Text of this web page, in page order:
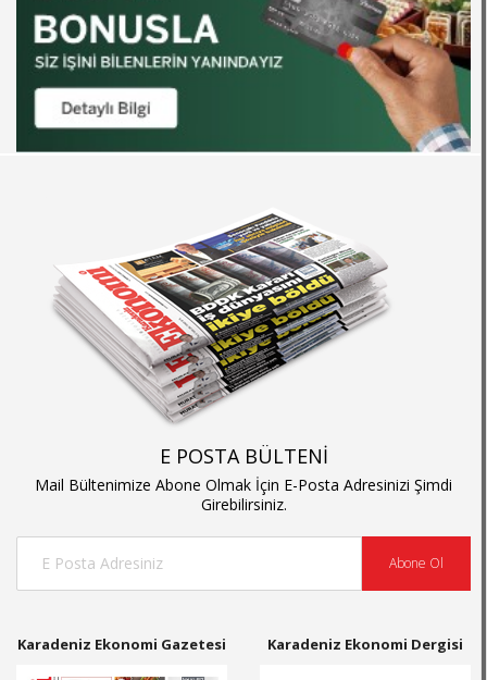
E POSTA BÜLTENİ
Mail Bültenimize Abone Olmak İçin E-Posta Adresinizi Şimdi
Girebilirsiniz.
Abone Ol
Karadeniz Ekonomi Gazetesi Karadeniz Ekonomi Dergisi